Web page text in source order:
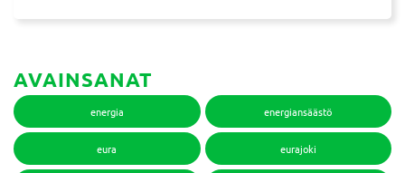
AVAINSANAT
energia energiansäästö
eura eurajoki